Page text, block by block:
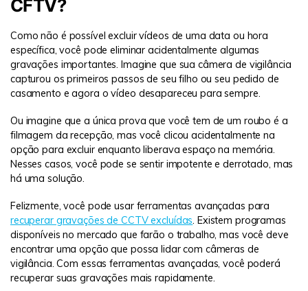
CFTV?
Como não é possível excluir vídeos de uma data ou hora
específica, você pode eliminar acidentalmente algumas
gravações importantes. Imagine que sua câmera de vigilância
capturou os primeiros passos de seu filho ou seu pedido de
casamento e agora o vídeo desapareceu para sempre.
Ou imagine que a única prova que você tem de um roubo é a
filmagem da recepção, mas você clicou acidentalmente na
opção para excluir enquanto liberava espaço na memória.
Nesses casos, você pode se sentir impotente e derrotado, mas
há uma solução.
Felizmente, você pode usar ferramentas avançadas para
recuperar gravações de CCTV excluídas. Existem programas
disponíveis no mercado que farão o trabalho, mas você deve
encontrar uma opção que possa lidar com câmeras de
vigilância. Com essas ferramentas avançadas, você poderá
recuperar suas gravações mais rapidamente.